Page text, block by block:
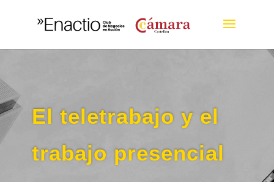
El teletrabajo y el
trabajo presencial